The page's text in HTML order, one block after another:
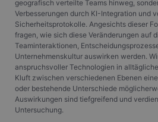
geografisch verteilte Teams hinweg,
Verbesserungen durch KI-Integration und
Sicherheitsprotokolle. Angesichts dieser
fragen, wie sich diese Veränderungen auf
Teaminteraktionen,
Unternehmenskultur auswirken werden.
anspruchsvoller Technologien in
Kluft zwischen verschiedenen Ebenen
oder bestehende Unterschiede
Auswirkungen sind tiefgreifend und
Untersuchung.